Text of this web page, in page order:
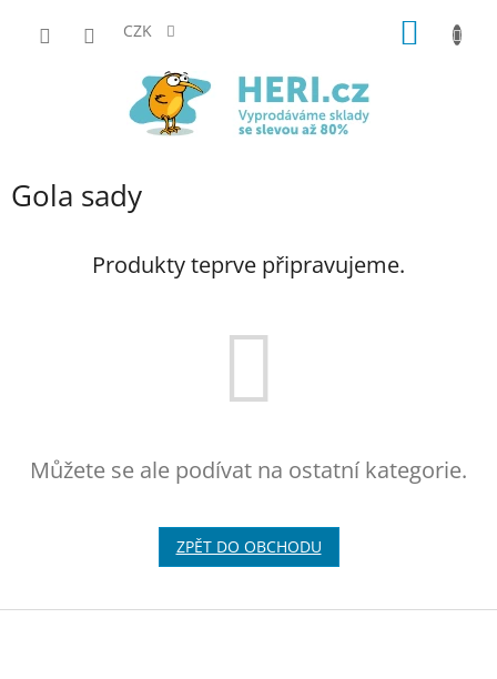
CZK
Gola sady
Produkty teprve připravujeme.
Můžete se ale podívat na ostatní kategorie.
ZPĚT DO OBCHODU
Z